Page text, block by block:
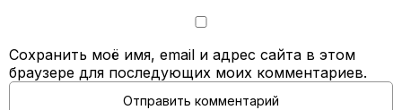
Сохранить моё имя, email и адрес сайта в этом
браузере для последующих моих комментариев.